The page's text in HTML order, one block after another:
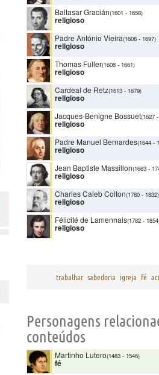
Baltasar Gracián(1601 - 1658)
religioso
Padre António Vieira(1608 - 1697)
religioso
Thomas Fuller(1608 - 1661)
religioso
Cardeal de Retz(1613 - 1679)
religioso
Jacques-Benigne Bossuet(1627 -
religioso
Padre Manuel Bernardes(1644 -
religioso
Jean Baptiste Massillon(1663 -
religioso
Charles Caleb Colton(1780 - 1832)
religioso
Félicité de Lamennais(1782 -
religioso
trabalhar sabedoria igreja fé
Personagens
conteúdos
Martinho Lutero(1483 - 1546)
fé